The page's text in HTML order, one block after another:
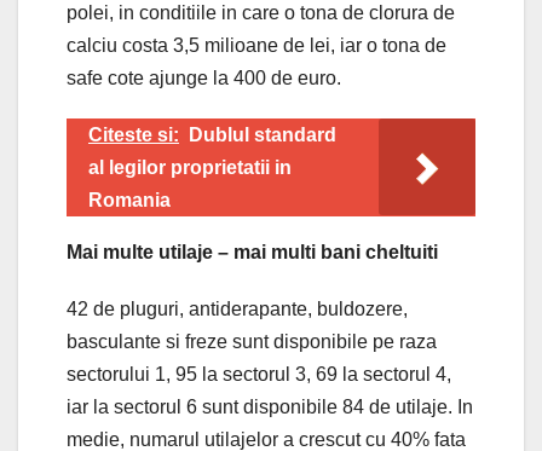
polei, in conditiile in care o tona de clorura de
calciu costa 3,5 milioane de lei, iar o tona de
safe cote ajunge la 400 de euro.
Citeste si:
Dublul standard
al legilor proprietatii in
Romania
Mai multe utilaje – mai multi bani cheltuiti
42 de pluguri, antiderapante, buldozere,
basculante si freze sunt disponibile pe raza
sectorului 1, 95 la sectorul 3, 69 la sectorul 4,
iar la sectorul 6 sunt disponibile 84 de utilaje. In
medie, numarul utilajelor a crescut cu 40% fata